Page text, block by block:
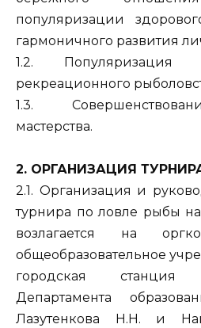
популяризации
гармоничного развития
1.2. Популяризация
рекреационного
1.3.
мастерства.
2. ОРГАНИЗАЦИЯ
2.1. Организация и
турнира по ловле рыбы
возлагается на
общеобразовательное
городская
Департамента
Лазутенкова Н.Н. и